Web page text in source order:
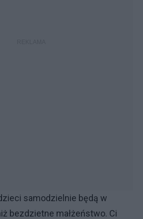
samodzielnie będą w
bezdzietne małżeństwo. Ci